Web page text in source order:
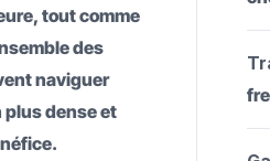
tout comme
des
naviguer
plus dense et